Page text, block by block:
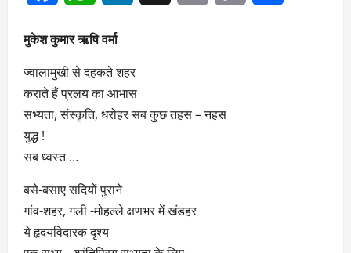
मुकेश कुमार ऋषि वर्मा
ज्वालामुखी से दहकते शहर
कराते हैं प्रलय का आभास
सभ्यता, संस्कृति, धरोहर सब कुछ तहस – नहस
युद्ध !
सब ध्वस्त …
बसे-बसाए सदियों पुराने
गांव-शहर, गली -मोहल्ले क्षणभर में खंडहर
ये हृदयविदारक दृश्य